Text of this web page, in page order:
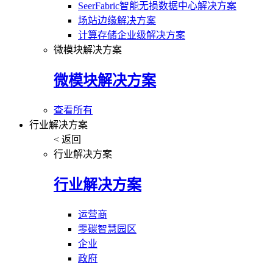
SeerFabric智能无损数据中心解决方案
场站边缘解决方案
计算存储企业级解决方案
微模块解决方案
微模块解决方案
查看所有
行业解决方案
< 返回
行业解决方案
行业解决方案
运营商
零碳智慧园区
企业
政府